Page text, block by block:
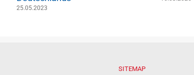
25.05.2023
SITEMAP